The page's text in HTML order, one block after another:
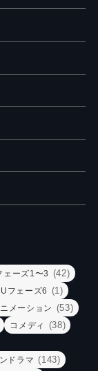
ェーズ1〜3 (42)
フェーズ6 (1)
メーション (53)
コメディ (38)
ドラマ (143)